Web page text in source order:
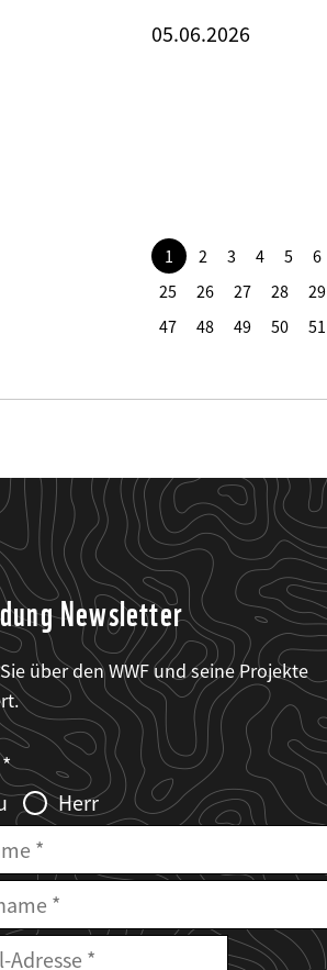
05.06.2026
1 2 3 4 5 6
25
26 27 28 29
47
48 49 50 51
Newsletter
über den WWF und seine Projekte
Herr